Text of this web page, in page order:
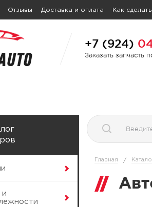
Отзывы Доставка и оплата Как
+7 (924)
Заказать запчасть
и
Главная /